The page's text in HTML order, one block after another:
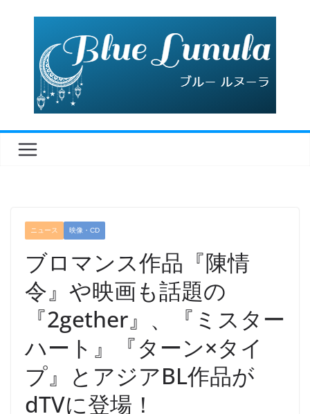
ニュース 映像・CD
ブロマンス作品『陳情
令』や映画も話題の
『2gether』、『ミスター
ハート』『ターン×タイ
プ』とアジアBL作品が
dTVに登場！